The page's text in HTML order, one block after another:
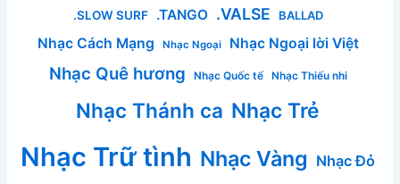
.SLOW SURF .TANGO .VALSE BALLAD
Nhạc Cách Mạng Nhạc Ngoại Nhạc Ngoại lời Việt
Nhạc Quê hương Nhạc Quốc tế Nhạc Thiếu nhi
Nhạc Thánh ca Nhạc Trẻ
Nhạc Trữ tình Nhạc Vàng Nhạc Đỏ